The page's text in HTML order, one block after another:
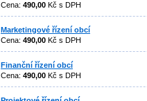
Cena: 490,00 Kč s DPH
Marketingové řízení obcí
Cena: 490,00 Kč s DPH
Finanční řízení obcí
Cena: 490,00 Kč s DPH